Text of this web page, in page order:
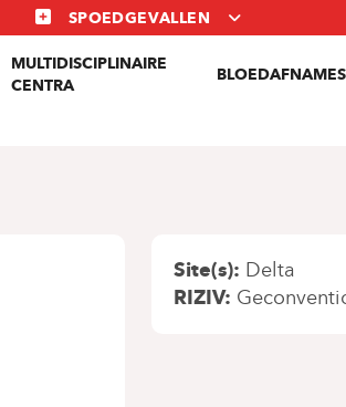
SPOEDGEVALLEN
MULTIDISCIPLINAIRE
CENTRA
BLOEDAFNAMES
Site(s) Delta
RIZIV